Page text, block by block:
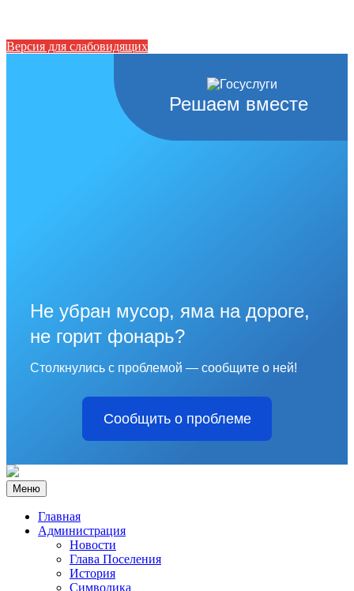
Версия для слабовидящих
Решаем вместе
Не убран мусор, яма на дороге,
не горит фонарь?
Столкнулись с проблемой — сообщите о ней!
Сообщить о проблеме
Меню
Главная
Администрация
Новости
Глава Поселения
История
Символика